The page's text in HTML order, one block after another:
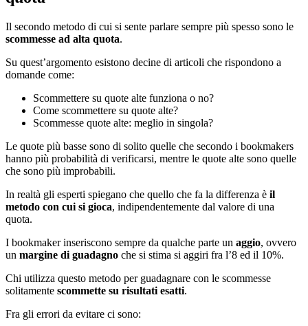
Il secondo metodo di cui si sente parlare sempre più spesso sono le
scommesse ad alta quota.
Su quest’argomento esistono decine di articoli che rispondono a
domande come:
Scommettere su quote alte funziona o no?
Come scommettere su quote alte?
Scommesse quote alte: meglio in singola?
Le quote più basse sono di solito quelle che secondo i bookmakers
hanno più probabilità di verificarsi, mentre le quote alte sono quelle
che sono più improbabili.
In realtà gli esperti spiegano che quello che fa la differenza è il
metodo con cui si gioca, indipendentemente dal valore di una
quota.
I bookmaker inseriscono sempre da qualche parte un aggio, ovvero
un margine di guadagno che si stima si aggiri fra l’8 ed il 10%.
Chi utilizza questo metodo per guadagnare con le scommesse
solitamente scommette su risultati esatti.
Fra gli errori da evitare ci sono: